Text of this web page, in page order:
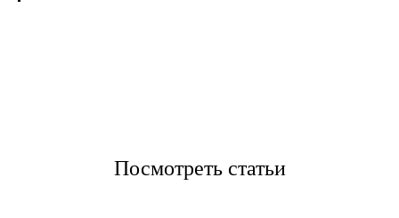
Посмотреть статьи